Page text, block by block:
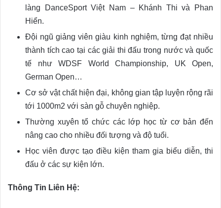
làng DanceSport Việt Nam – Khánh Thi và Phan
Hiển.
Đội ngũ giảng viên giàu kinh nghiệm, từng đạt nhiều
thành tích cao tại các giải thi đấu trong nước và quốc
tế như WDSF World Championship, UK Open,
German Open…
Cơ sở vật chất hiện đại, không gian tập luyện rộng rãi
tới 1000m2 với sàn gỗ chuyên nghiệp.
Thường xuyên tổ chức các lớp học từ cơ bản đến
nâng cao cho nhiều đối tượng và độ tuổi.
Học viên được tạo điều kiện tham gia biểu diễn, thi
đấu ở các sự kiện lớn.
Thông Tin Liên Hệ: